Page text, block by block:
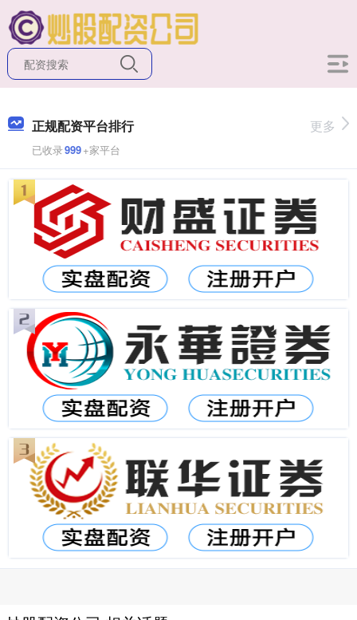
正规配资平台排行
已收录999+家平台
更多